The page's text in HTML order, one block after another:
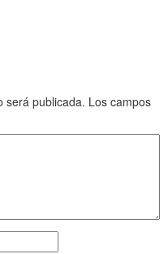
será publicada. Los campos